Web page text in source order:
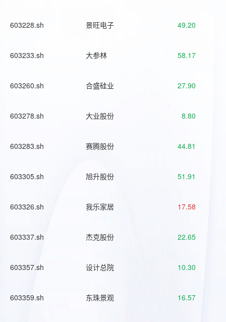
603228.sh 景旺电子 49.20
603233.sh 大参林 58.17
603260.sh 合盛硅业 27.90
603278.sh 大业股份 8.80
603283.sh 赛腾股份 44.81
603305.sh 旭升股份 51.91
603326.sh 我乐家居 17.58
603337.sh 杰克股份 22.65
603357.sh 设计总院 10.30
603359.sh 东珠景观 16.57